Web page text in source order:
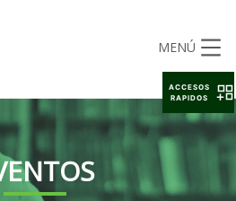
MENÚ
ACCESOS
RAPIDOS